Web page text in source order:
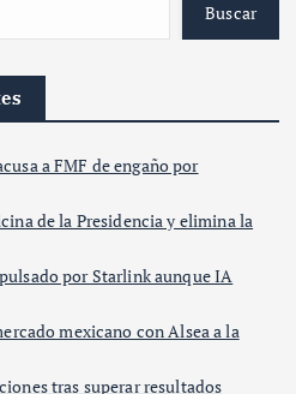
Buscar
a FMF de engaño por
de la Presidencia y elimina la
por Starlink aunque IA
mexicano con Alsea a la
tras superar resultados